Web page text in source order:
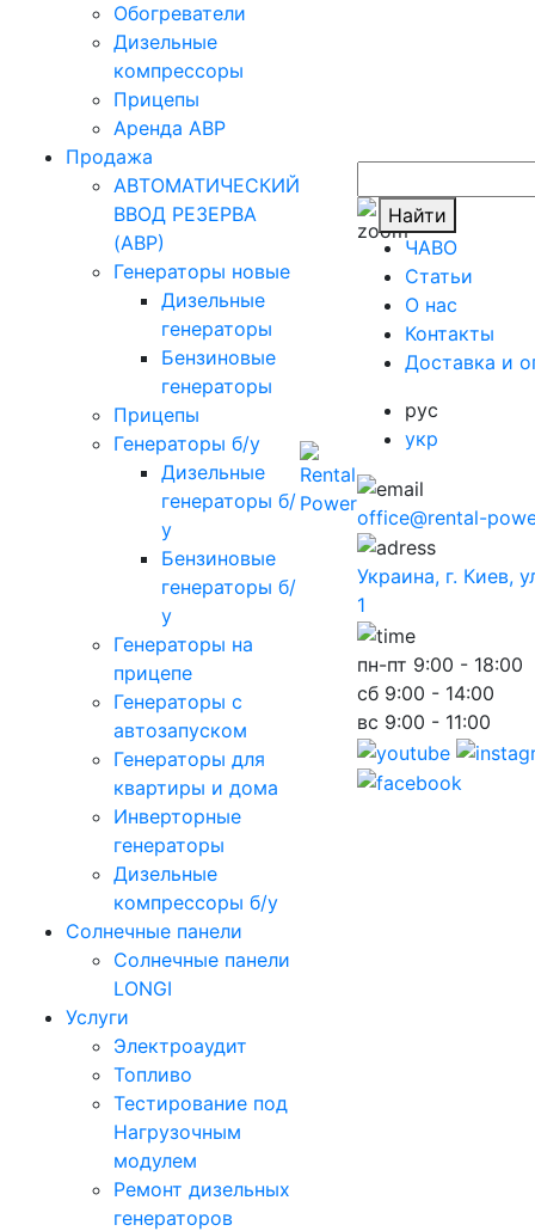
Обогреватели
Дизельные
компрессоры
Прицепы
Аренда АВР
Продажа
АВТОМАТИЧЕСКИЙ
ВВОД РЕЗЕРВА
(АВР)
Генераторы новые
Дизельные
генераторы
Бензиновые
генераторы
Прицепы
Генераторы б/у
Дизельные
генераторы б/
у
Бензиновые
генераторы б/
у
Генераторы на
прицепе
Генераторы с
автозапуском
Генераторы для
квартиры и дома
Инверторные
генераторы
Дизельные
компрессоры б/у
Солнечные панели
Солнечные панели
LONGI
Услуги
Электроаудит
Топливо
Тестирование под
Нагрузочным
модулем
Ремонт дизельных
генераторов
Найти
ЧАВО
Cтатьи
O нас
Контакты
Доставка и
рус
укр
office@rental-
Украина, г. Киев,
1
пн-пт 9:00 - 18:00
сб 9:00 - 14:00
вс 9:00 - 11:00